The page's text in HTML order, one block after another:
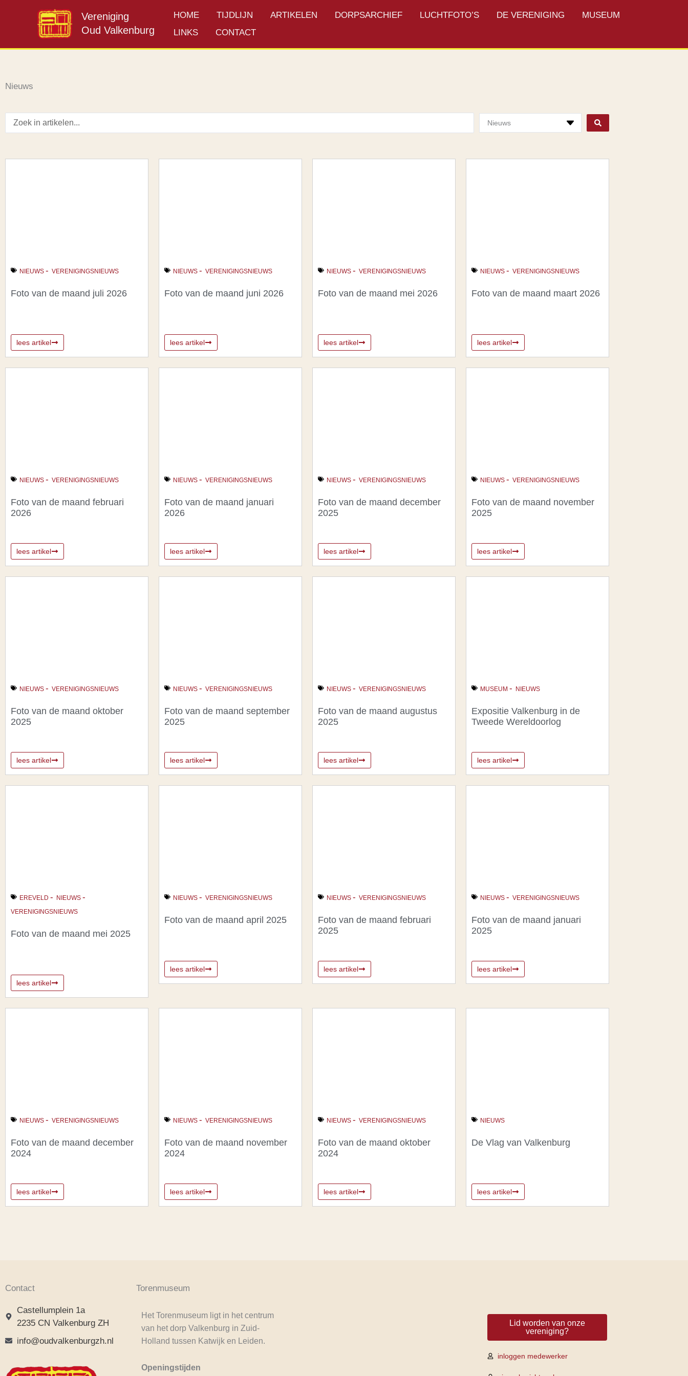
Vereniging
Oud Valkenburg
HOME TIJDLIJN ARTIKELEN DORPSARCHIEF LUCHTFOTO’S DE VERENIGING
MUSEUM
LINKS
CONTACT
Nieuws
Search
...
NIEUWS - VERENIGINGSNIEUWS
Foto van de maand juli 2026
lees artikel
NIEUWS - VERENIGINGSNIEUWS
Foto van de maand juni 2026
lees artikel
NIEUWS - VERENIGINGSNIEUWS
Foto van de maand mei 2026
lees artikel
NIEUWS - VERENIGINGSNIEUWS
Foto van de maand maart 2026
lees artikel
NIEUWS - VERENIGINGSNIEUWS
Foto van de maand februari
2026
lees artikel
NIEUWS - VERENIGINGSNIEUWS
Foto van de maand januari
2026
lees artikel
NIEUWS - VERENIGINGSNIEUWS
Foto van de maand december
2025
lees artikel
NIEUWS - VERENIGINGSNIEUWS
Foto van de maand november
2025
lees artikel
NIEUWS - VERENIGINGSNIEUWS
Foto van de maand oktober
2025
lees artikel
NIEUWS - VERENIGINGSNIEUWS
Foto van de maand september
2025
lees artikel
NIEUWS - VERENIGINGSNIEUWS
Foto van de maand augustus
2025
lees artikel
MUSEUM - NIEUWS
Expositie Valkenburg in de
Tweede Wereldoorlog
lees artikel
EREVELD - NIEUWS -
VERENIGINGSNIEUWS
Foto van de maand mei 2025
lees artikel
NIEUWS - VERENIGINGSNIEUWS
Foto van de maand april 2025
lees artikel
NIEUWS - VERENIGINGSNIEUWS
Foto van de maand februari
2025
lees artikel
NIEUWS - VERENIGINGSNIEUWS
Foto van de maand januari
2025
lees artikel
NIEUWS - VERENIGINGSNIEUWS
Foto van de maand december
2024
lees artikel
NIEUWS - VERENIGINGSNIEUWS
Foto van de maand november
2024
lees artikel
NIEUWS - VERENIGINGSNIEUWS
Foto van de maand oktober
2024
lees artikel
NIEUWS
De Vlag van Valkenburg
lees artikel
Contact
Castellumplein 1a
2235 CN Valkenburg ZH
info@oudvalkenburgzh.nl
Torenmuseum
Het Torenmuseum ligt in het centrum
van het dorp Valkenburg in Zuid-
Holland tussen Katwijk en Leiden.
Openingstijden
Lid worden van onze
vereniging?
inloggen medewerker